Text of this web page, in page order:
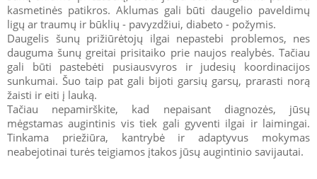
kasmetinės patikros. Aklumas gali būti daugelio paveldimų
ligų ar traumų ir būklių - pavyzdžiui, diabeto - požymis.
Daugelis šunų prižiūrėtojų ilgai nepastebi problemos, nes
dauguma šunų greitai prisitaiko prie naujos realybės. Tačiau
gali būti pastebėti pusiausvyros ir judesių koordinacijos
sunkumai. Šuo taip pat gali bijoti garsių garsų, prarasti norą
žaisti ir eiti į lauką.
Tačiau nepamirškite, kad nepaisant diagnozės, jūsų
mėgstamas augintinis vis tiek gali gyventi ilgai ir laimingai.
Tinkama priežiūra, kantrybė ir adaptyvus mokymas
neabejotinai turės teigiamos įtakos jūsų augintinio savijautai.